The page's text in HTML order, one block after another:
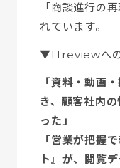
「商談進行の
れています。
▼ITreviewへの
「資料・動画
き、顧客社内
った」
「営業が把握
ト』が、閲覧